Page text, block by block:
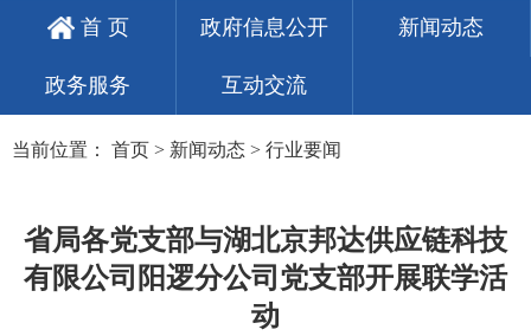
首 页 政府信息公开 新闻动态
政务服务 互动交流
当前位置： 首页 > 新闻动态 > 行业要闻
省局各党支部与湖北京邦达供应链科技
有限公司阳逻分公司党支部开展联学活
动